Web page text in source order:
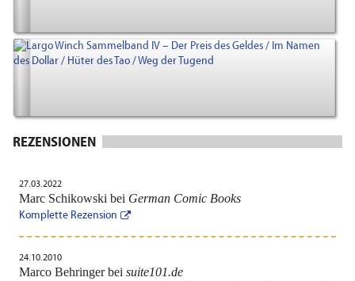
REZENSIONEN
27.03.2022
Marc Schikowski bei German Comic Books
Komplette Rezension
24.10.2010
Marco Behringer bei suite101.de